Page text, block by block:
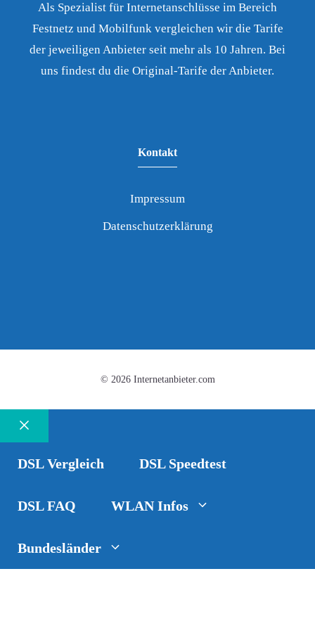
Als Spezialist für Internetanschlüsse im Bereich
Festnetz und Mobilfunk vergleichen wir die Tarife
der jeweiligen Anbieter seit mehr als 10 Jahren. Bei
uns findest du die Original-Tarife der Anbieter.
Kontakt
Impressum
Datenschutzerklärung
© 2026 Internetanbieter.com
Schließen
DSL Vergleich DSL Speedtest
DSL FAQ WLAN Infos
Bundesländer